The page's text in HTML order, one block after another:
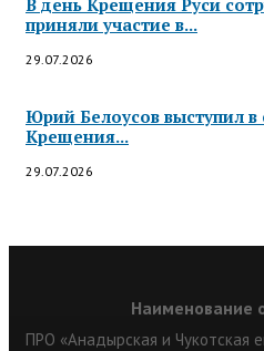
В день Крещения Руси
приняли участие в...
29.07.2026
Юрий Белоусов выступил
Крещения...
29.07.2026
Наименование
ПРО «Анадырская и Чукотская